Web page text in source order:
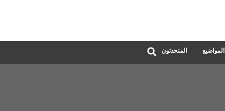
المواضيع المتحدثون Global
Search